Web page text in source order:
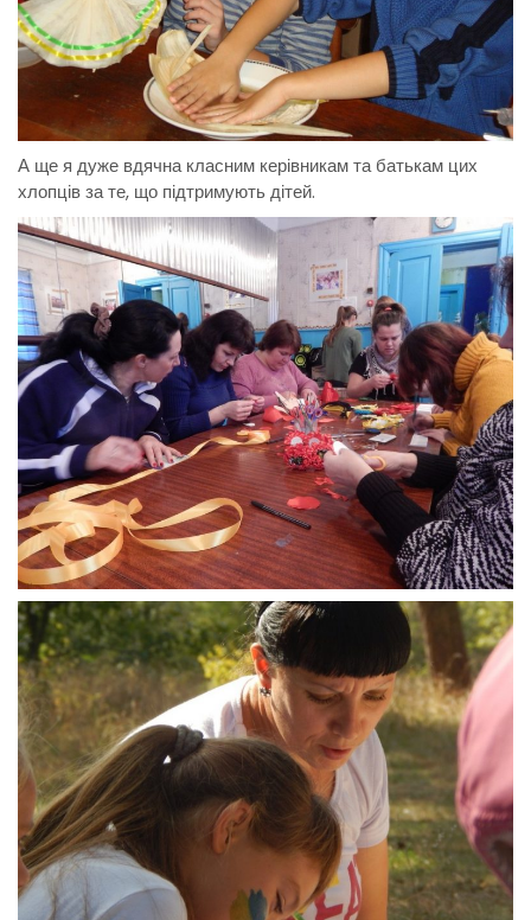
А ще я дуже вдячна класним керівникам та батькам цих
хлопців за те, що підтримують дітей.